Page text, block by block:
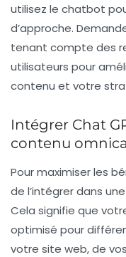
utilisez le chatbot
d’approche.
tenant compte des
utilisateurs pour
contenu et votre
Intégrer Chat
contenu
Pour maximiser les
de l’intégrer dans
Cela signifie que
optimisé pour
votre site web, de vos